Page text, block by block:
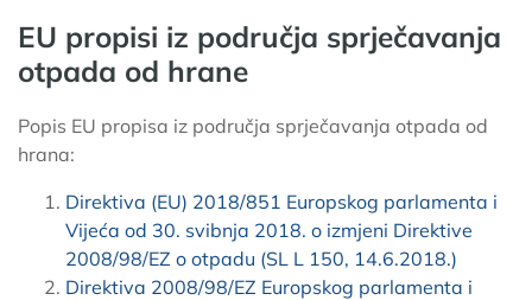
EU propisi iz područja sprječavanja
otpada od hrane
Popis EU propisa iz područja sprječavanja otpada od
hrana:
Direktiva (EU) 2018/851 Europskog parlamenta i
Vijeća od 30. svibnja 2018. o izmjeni Direktive
2008/98/EZ o otpadu (SL L 150, 14.6.2018.)
Direktiva 2008/98/EZ Europskog parlamenta i